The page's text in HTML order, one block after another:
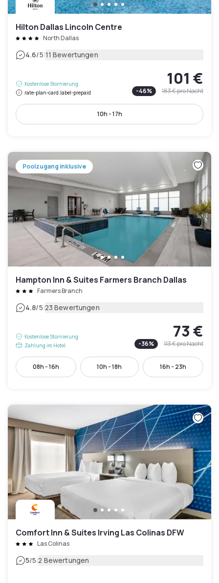
Hilton Dallas Lincoln Centre
North Dallas
4.6/5|11 Bewertungen
Kostenlose Stornierung
rate-plan-card.label-prepaid
101 €
-46% 183 €pro Nacht
10h - 17h
Poolzugang inklusive
Hampton Inn & Suites Farmers Branch Dallas
Farmers Branch
4.8/5|23 Bewertungen
Kostenlose Stornierung
Zahlung im Hotel
73 €
-36% 113 €pro Nacht
08h - 16h 10h - 18h 16h - 23h
Comfort Inn & Suites Irving Las Colinas DFW
Las Colinas
5/5|2 Bewertungen